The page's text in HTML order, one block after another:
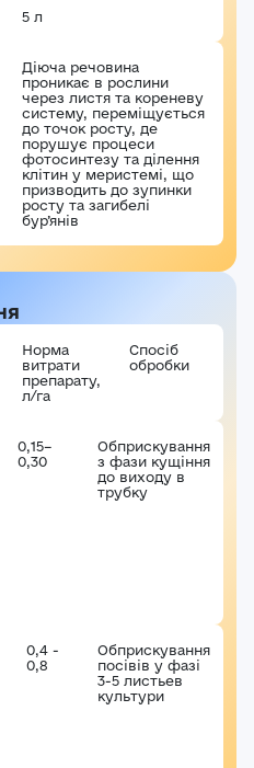
5 л
Діюча речовина
проникає в рослини
через листя та кореневу
систему, переміщується
до точок росту, де
порушує процеси
фотосинтезу та ділення
клітин у меристемі, що
призводить до зупинки
росту та загибелі
бур’янів
Норма
витрати
препарату,
л/га
Спосіб
обробки
0,15–
0,30
Обприскування
з фази кущіння
до виходу в
трубку
0,4 -
0,8
Обприскування
посівів у фазі
3-5 листьев
культури
Реєстрація